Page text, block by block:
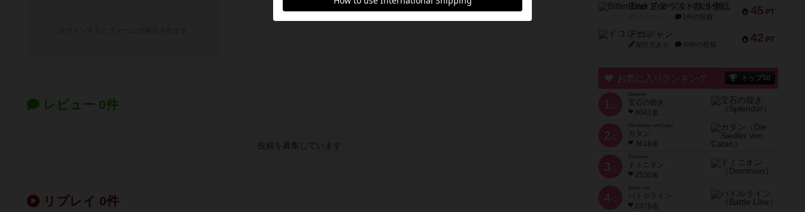
レビュー 0件
投稿を募集しています
リプレイ 0件
45 PT
Bitter End ブタペスト救出作戦
1件の投稿
42 PT
ドコジャン
紹介文あり 10件の投稿
お気に入りランキング トップ50
1 位
宝石の煌き
4041名
2 位
Die Siedler von Catan
カタン
3616名
3 位
ドミニオン
2530名
4位
Battle Line
バトルライン
2378名